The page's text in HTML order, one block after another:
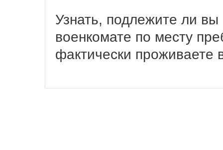
Узнать, подлежите ли
военкомате по месту
фактически проживаете